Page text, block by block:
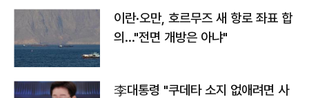
이란·오만, 호르무즈 새 항로 좌표 합
의…"전면 개방은 아냐"
李대통령 "쿠데타 소지 없애려면 사